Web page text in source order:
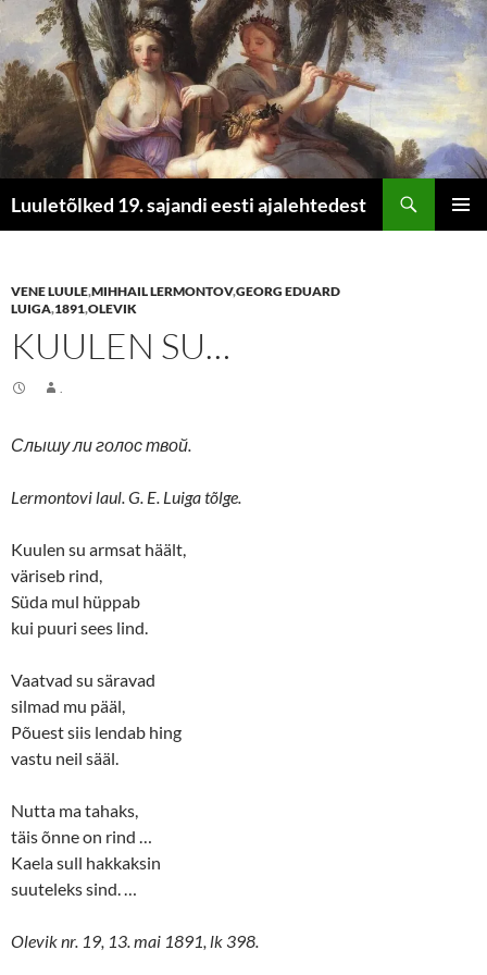
Luuletõlked 19. sajandi eesti ajalehtedest
VENE LUULE,MIHHAIL LERMONTOV,GEORG EDUARD
LUIGA,1891,OLEVIK
KUULEN SU…
Слышу ли голос твой.
Lermontovi laul. G. E. Luiga tõlge.
Kuulen su armsat häält,
väriseb rind,
Süda mul hüppab
kui puuri sees lind.
Vaatvad su säravad
silmad mu pääl,
Põuest siis lendab hing
vastu neil sääl.
Nutta ma tahaks,
täis õnne on rind …
Kaela sull hakkaksin
suuteleks sind. …
Olevik nr. 19, 13. mai 1891, lk 398.